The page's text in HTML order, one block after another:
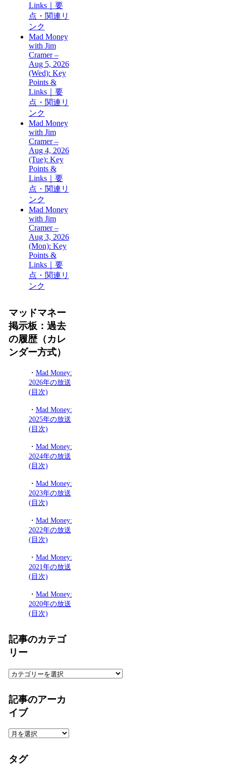
Links｜要
点・関連リ
ンク
Mad Money
with Jim
Cramer –
Aug 5, 2026
(Wed): Key
Points &
Links｜要
点・関連リ
ンク
Mad Money
with Jim
Cramer –
Aug 4, 2026
(Tue): Key
Points &
Links｜要
点・関連リ
ンク
Mad Money
with Jim
Cramer –
Aug 3, 2026
(Mon): Key
Points &
Links｜要
点・関連リ
ンク
マッドマネー
掲示板：過去
の履歴（カレ
ンダー方式）
・ Mad Money:
2026年の放送
(目次)
・ Mad Money:
2025年の放送
(目次)
・ Mad Money:
2024年の放送
(目次)
・ Mad Money:
2023年の放送
(目次)
・ Mad Money:
2022年の放送
(目次)
・ Mad Money:
2021年の放送
(目次)
・ Mad Money:
2020年の放送
(目次)
記事のカテゴ
リー
記
の
カ
テ
リ
記事のアーカ
イブ
記
の
ア
タグ